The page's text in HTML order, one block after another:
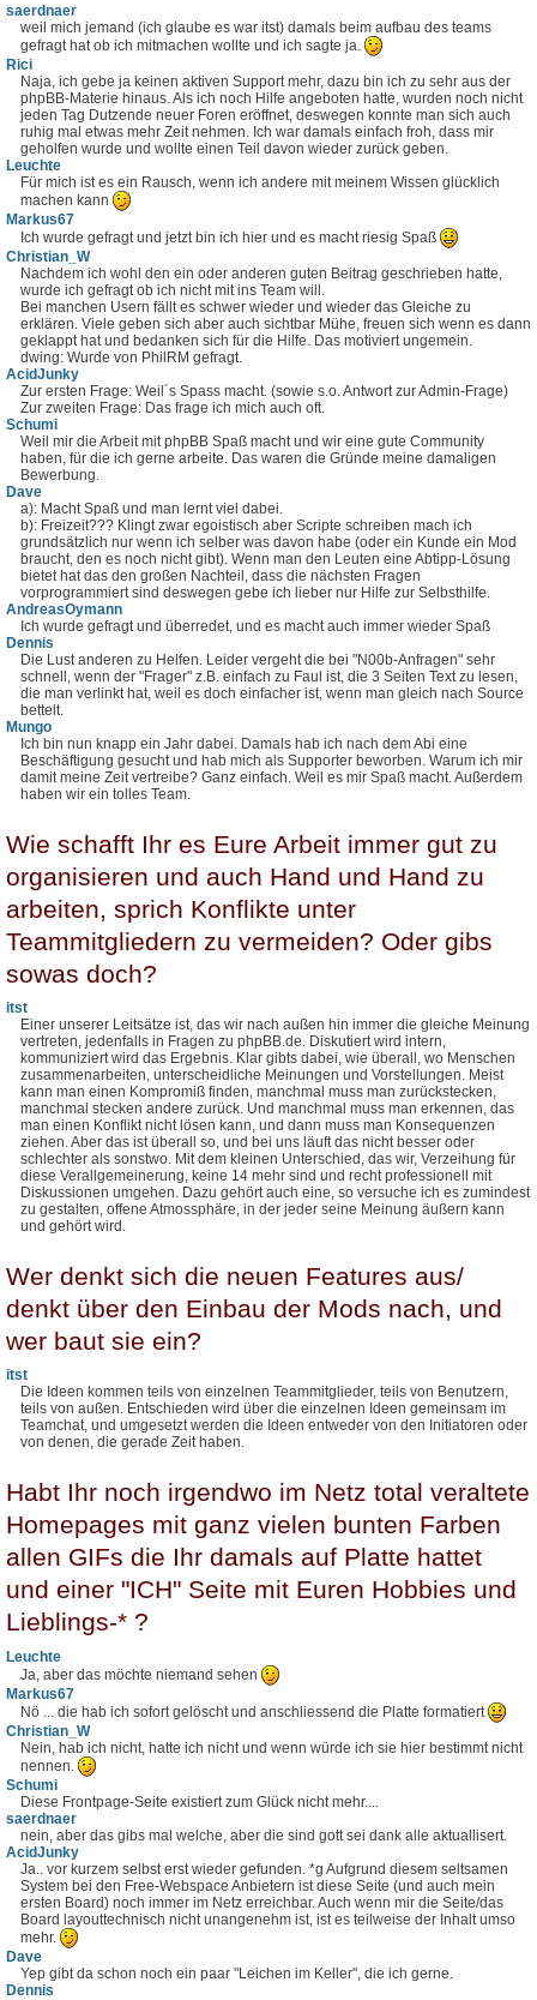
saerdnaer
weil mich jemand (ich glaube es war itst) damals beim aufbau des teams
gefragt hat ob ich mitmachen wollte und ich sagte ja.
Rici
Naja, ich gebe ja keinen aktiven Support mehr, dazu bin ich zu sehr aus der
phpBB-Materie hinaus. Als ich noch Hilfe angeboten hatte, wurden noch nicht
jeden Tag Dutzende neuer Foren eröffnet, deswegen konnte man sich auch
ruhig mal etwas mehr Zeit nehmen. Ich war damals einfach froh, dass mir
geholfen wurde und wollte einen Teil davon wieder zurück geben.
Leuchte
Für mich ist es ein Rausch, wenn ich andere mit meinem Wissen glücklich
machen kann
Markus67
Ich wurde gefragt und jetzt bin ich hier und es macht riesig Spaß
Christian_W
Nachdem ich wohl den ein oder anderen guten Beitrag geschrieben hatte,
wurde ich gefragt ob ich nicht mit ins Team will.
Bei manchen Usern fällt es schwer wieder und wieder das Gleiche zu
erklären. Viele geben sich aber auch sichtbar Mühe, freuen sich wenn es dann
geklappt hat und bedanken sich für die Hilfe. Das motiviert ungemein.
dwing: Wurde von PhilRM gefragt.
AcidJunky
Zur ersten Frage: Weil´s Spass macht. (sowie s.o. Antwort zur Admin-Frage)
Zur zweiten Frage: Das frage ich mich auch oft.
Schumi
Weil mir die Arbeit mit phpBB Spaß macht und wir eine gute Community
haben, für die ich gerne arbeite. Das waren die Gründe meine damaligen
Bewerbung.
Dave
a): Macht Spaß und man lernt viel dabei.
b): Freizeit??? Klingt zwar egoistisch aber Scripte schreiben mach ich
grundsätzlich nur wenn ich selber was davon habe (oder ein Kunde ein Mod
braucht, den es noch nicht gibt). Wenn man den Leuten eine Abtipp-Lösung
bietet hat das den großen Nachteil, dass die nächsten Fragen
vorprogrammiert sind deswegen gebe ich lieber nur Hilfe zur Selbsthilfe.
AndreasOymann
Ich wurde gefragt und überredet, und es macht auch immer wieder Spaß
Dennis
Die Lust anderen zu Helfen. Leider vergeht die bei "N00b-Anfragen" sehr
schnell, wenn der "Frager" z.B. einfach zu Faul ist, die 3 Seiten Text zu lesen,
die man verlinkt hat, weil es doch einfacher ist, wenn man gleich nach Source
bettelt.
Mungo
Ich bin nun knapp ein Jahr dabei. Damals hab ich nach dem Abi eine
Beschäftigung gesucht und hab mich als Supporter beworben. Warum ich mir
damit meine Zeit vertreibe? Ganz einfach. Weil es mir Spaß macht. Außerdem
haben wir ein tolles Team.
Wie schafft Ihr es Eure Arbeit immer gut zu
organisieren und auch Hand und Hand zu
arbeiten, sprich Konflikte unter
Teammitgliedern zu vermeiden? Oder gibs
sowas doch?
itst
Einer unserer Leitsätze ist, das wir nach außen hin immer die gleiche Meinung
vertreten, jedenfalls in Fragen zu phpBB.de. Diskutiert wird intern,
kommuniziert wird das Ergebnis. Klar gibts dabei, wie überall, wo Menschen
zusammenarbeiten, unterscheidliche Meinungen und Vorstellungen. Meist
kann man einen Kompromiß finden, manchmal muss man zurückstecken,
manchmal stecken andere zurück. Und manchmal muss man erkennen, das
man einen Konflikt nicht lösen kann, und dann muss man Konsequenzen
ziehen. Aber das ist überall so, und bei uns läuft das nicht besser oder
schlechter als sonstwo. Mit dem kleinen Unterschied, das wir, Verzeihung für
diese Verallgemeinerung, keine 14 mehr sind und recht professionell mit
Diskussionen umgehen. Dazu gehört auch eine, so versuche ich es zumindest
zu gestalten, offene Atmossphäre, in der jeder seine Meinung äußern kann
und gehört wird.
Wer denkt sich die neuen Features aus/
denkt über den Einbau der Mods nach, und
wer baut sie ein?
itst
Die Ideen kommen teils von einzelnen Teammitglieder, teils von Benutzern,
teils von außen. Entschieden wird über die einzelnen Ideen gemeinsam im
Teamchat, und umgesetzt werden die Ideen entweder von den Initiatoren oder
von denen, die gerade Zeit haben.
Habt Ihr noch irgendwo im Netz total veraltete
Homepages mit ganz vielen bunten Farben
allen GIFs die Ihr damals auf Platte hattet
und einer "ICH" Seite mit Euren Hobbies und
Lieblings-* ?
Leuchte
Ja, aber das möchte niemand sehen
Markus67
Nö ... die hab ich sofort gelöscht und anschliessend die Platte formatiert
Christian_W
Nein, hab ich nicht, hatte ich nicht und wenn würde ich sie hier bestimmt nicht
nennen.
Schumi
Diese Frontpage-Seite existiert zum Glück nicht mehr....
saerdnaer
nein, aber das gibs mal welche, aber die sind gott sei dank alle aktuallisert.
AcidJunky
Ja.. vor kurzem selbst erst wieder gefunden. *g Aufgrund diesem seltsamen
System bei den Free-Webspace Anbietern ist diese Seite (und auch mein
ersten Board) noch immer im Netz erreichbar. Auch wenn mir die Seite/das
Board layouttechnisch nicht unangenehm ist, ist es teilweise der Inhalt umso
mehr.
Dave
Yep gibt da schon noch ein paar "Leichen im Keller", die ich gerne.
Dennis